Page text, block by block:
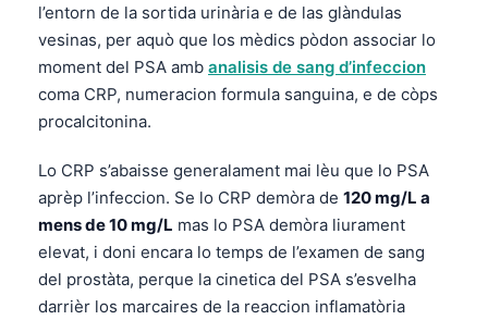
l’entorn de la sortida urinària e de las glàndulas
vesinas, per aquò que los mèdics pòdon associar lo
moment del PSA amb analisis de sang d’infeccion
coma CRP, numeracion formula sanguina, e de còps
procalcitonina.
Lo CRP s’abaisse generalament mai lèu que lo PSA
aprèp l’infeccion. Se lo CRP demòra de 120 mg/L a
mens de 10 mg/L mas lo PSA demòra liurament
elevat, i doni encara lo temps de l’examen de sang
del prostàta, perque la cinetica del PSA s’esvelha
darrièr los marcaires de la reaccion inflamatòria